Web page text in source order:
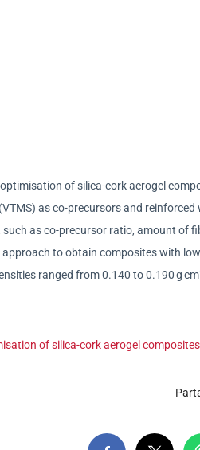
of silica-cork aerogel
as co-precursors and
as co-precursor ratio, amount of
to obtain composites with
ranged from 0.140 to 0.190 g cm
of silica-cork aerogel